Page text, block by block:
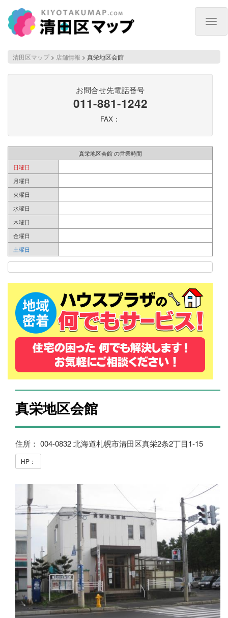
清田区マップ > 店舗情報 > 真栄地区会館
お問合せ先電話番号
011-881-1242
FAX：
真栄地区会館 の営業時間
日曜日
月曜日
火曜日
水曜日
木曜日
金曜日
土曜日
真栄地区会館
住所： 004-0832 北海道札幌市清田区真栄2条2丁目1-15
HP：